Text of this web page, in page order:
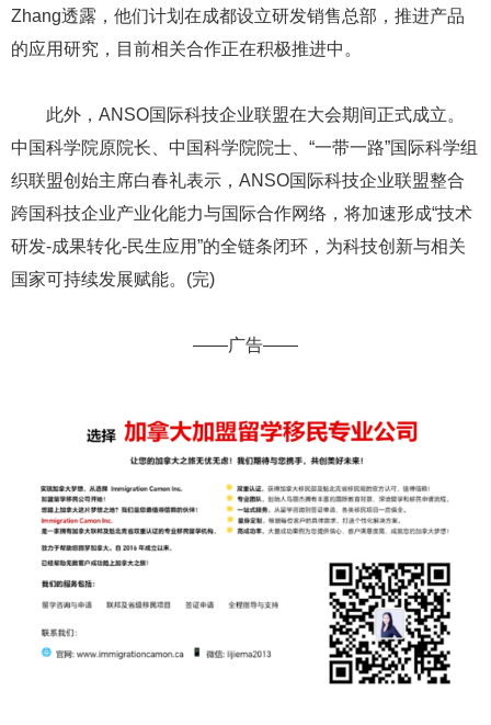
Zhang透露，他们计划在成都设立研发销售总部，推进产品
的应用研究，目前相关合作正在积极推进中。
此外，ANSO国际科技企业联盟在大会期间正式成立。
中国科学院原院长、中国科学院院士、“一带一路”国际科学组
织联盟创始主席白春礼表示，ANSO国际科技企业联盟整合
跨国科技企业产业化能力与国际合作网络，将加速形成“技术
研发-成果转化-民生应用”的全链条闭环，为科技创新与相关
国家可持续发展赋能。(完)
——广告——